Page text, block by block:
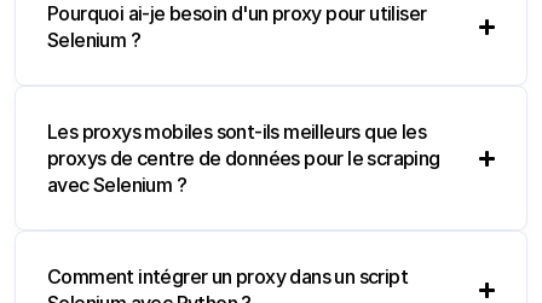
Pourquoi ai-je besoin d'un proxy pour utiliser
Selenium ?
Les proxys mobiles sont-ils meilleurs que les
proxys de centre de données pour le scraping
avec Selenium ?
Comment intégrer un proxy dans un script